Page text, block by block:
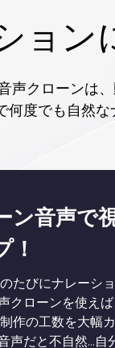
ョン
声クローンは
何度でも自然
ン音声で
！
たびにナレーシ
クローンを使え
作の工数を大幅
声だと不自然…自